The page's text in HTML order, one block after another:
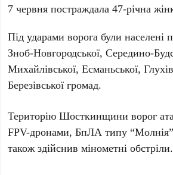
7 червня постраждала 47-річна
Під ударами ворога були населені
Зноб-Новгородської, Середино-
Михайлівської, Есманьської,
Березівської громад.
Територію Шосткинщини ворог
FPV-дронами, БпЛА типу “Молнія”
також здійснив мінометні обстріли.